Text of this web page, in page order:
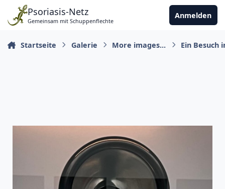
Zu Inhalt springen
Psoriasis-Netz
Gemeinsam mit Schuppenflechte
Anmelden
Startseite Galerie More images... Ein Besuch